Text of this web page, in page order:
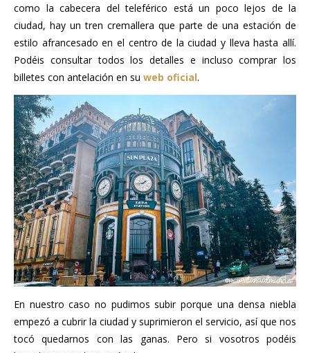
como la cabecera del teleférico está un poco lejos de la
ciudad, hay un tren cremallera que parte de una estación de
estilo afrancesado en el centro de la ciudad y lleva hasta allí.
Podéis consultar todos los detalles e incluso comprar los
billetes con antelación en su web oficial.
En nuestro caso no pudimos subir porque una densa niebla
empezó a cubrir la ciudad y suprimieron el servicio, así que nos
tocó quedarnos con las ganas. Pero si vosotros podéis